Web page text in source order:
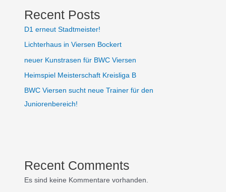
Recent Posts
D1 erneut Stadtmeister!
Lichterhaus in Viersen Bockert
neuer Kunstrasen für BWC Viersen
Heimspiel Meisterschaft Kreisliga B
BWC Viersen sucht neue Trainer für den
Juniorenbereich!
Recent Comments
Es sind keine Kommentare vorhanden.